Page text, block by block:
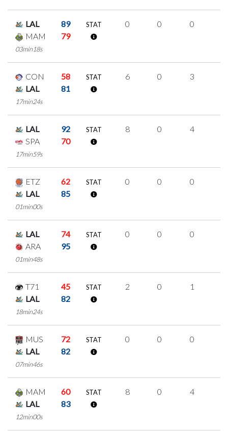
LAL
89
MAM
79
03min18s
STAT 0 0 0
CON
58
LAL
81
17min24s
STAT 6 0 3
LAL
92
SPA
70
17min59s
STAT 8 0 4
ETZ
62
LAL
85
01min00s
STAT 0 0 0
LAL
74
ARA
95
01min48s
STAT 0 0 0
T71
45
LAL
82
18min24s
STAT 2 0 1
MUS
72
LAL
82
07min46s
STAT 0 0 0
MAM
60
LAL
83
12min00s
STAT 8 0 4